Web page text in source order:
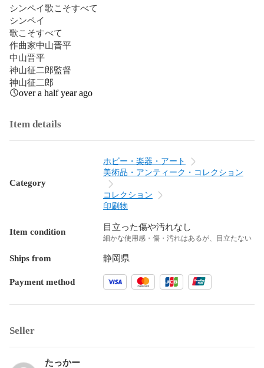
シンペイ歌こそすべて
シンペイ
歌こそすべて
作曲家中山晋平
中山晋平
神山征二郎監督
神山征二郎
over a half year ago
Item details
Category
ホビー・楽器・アート
美術品・アンティーク・コレクション
コレクション
印刷物
Item condition 目立った傷や汚れなし
細かな使用感・傷・汚れはあるが、目立たない
Ships from 静岡県
Payment method
Seller
たっかー